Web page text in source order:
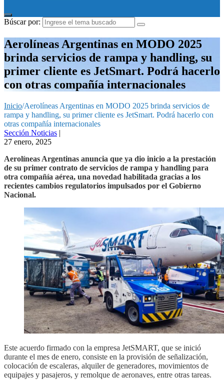
Búscar por:
Aerolíneas Argentinas en MODO 2025
brinda servicios de rampa y handling, su
primer cliente es JetSmart. Podrá hacerlo
con otras compañía internacionales
Inicio/Aerolíneas Argentinas en MODO 2025 brinda servicios de
rampa y handling, su primer cliente es JetSmart. Podrá hacerlo con
otras compañía internacionales
Sección Noticias |
27 enero, 2025
Aerolíneas Argentinas anuncia que ya dio inicio a la prestación
de su primer contrato de servicios de rampa y handling para
otra compañía aérea, una novedad habilitada gracias a los
recientes cambios regulatorios impulsados por el Gobierno
Nacional.
Este acuerdo firmado con la empresa JetSMART, que se inició
durante el mes de enero, consiste en la provisión de señalización,
colocación de escaleras, alquiler de generadores, movimientos de
equipajes y pasajeros, y remolque de aeronaves, entre otras tareas.